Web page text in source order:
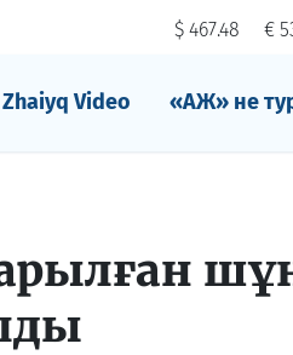
$ 467.48 €
Video «АЖ» не